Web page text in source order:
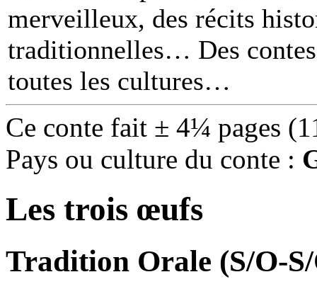
merveilleux, des récits
traditionnelles… Des
toutes les cultures
Ce conte fait ± 4¼ pages
Pays ou culture du conte :
Les trois œufs
Tradition Orale (S/O-